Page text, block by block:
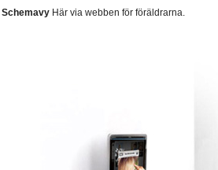
SchemavyHär via webben för föräldrarna.